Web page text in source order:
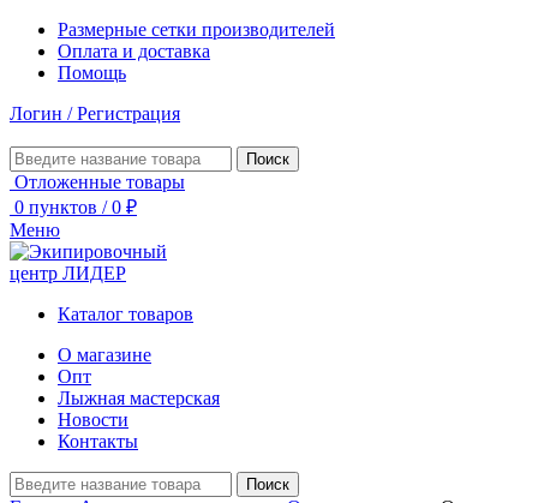
Размерные сетки производителей
Оплата и доставка
Помощь
Логин / Регистрация
Поиск
Отложенные товары
0 пунктов / 0 ₽
Меню
Каталог товаров
О магазине
Опт
Лыжная мастерская
Новости
Контакты
Поиск